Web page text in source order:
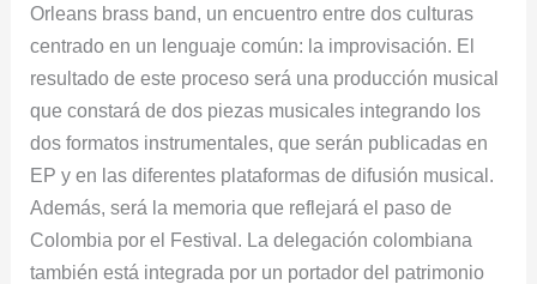
Orleans brass band, un encuentro entre dos culturas
centrado en un lenguaje común: la improvisación. El
resultado de este proceso será una producción musical
que constará de dos piezas musicales integrando los
dos formatos instrumentales, que serán publicadas en
EP y en las diferentes plataformas de difusión musical.
Además, será la memoria que reflejará el paso de
Colombia por el Festival. La delegación colombiana
también está integrada por un portador del patrimonio